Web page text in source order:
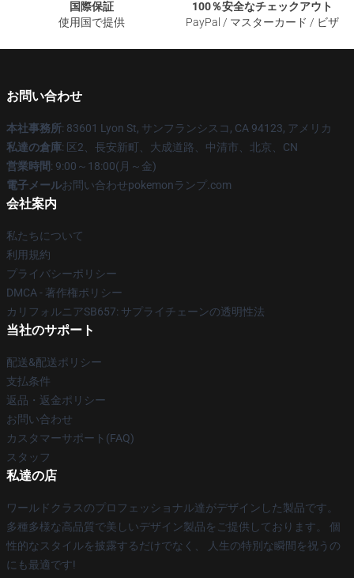
国際保証
使用国で提供
100％安全なチェックアウト
PayPal / マスターカード / ビザ
お問い合わせ
本社事務所: 83601 Lyon St, サンフランシスコ, CA 94123, アメリカ
私達の倉庫: 区2、長安新町、大成道路、中清市、北京、CN
営業時間: 9:00～18:00(月～金)
電子メールお問い合わせpokemonランプ.com
会社案内
私たちについて
利用規約
プライバシーポリシー
DMCA - 著作権ポリシー
カリフォルニアSB657: サプライチェーンの透明性法
当社のサポート
配送&配送ポリシー
支払条件
返品・返金ポリシー
お問い合わせ
カスタマーサポート(FAQ)
スタッフ
私達の店
ワールドクラスのプロフェッショナル達がデザインした製品です。
多種多様な高品質で美しいデザイン製品をご提供しております。 個
性的なスタイルを披露するだけでなく、 人生の特別な瞬間を祝うの
にも最適です!